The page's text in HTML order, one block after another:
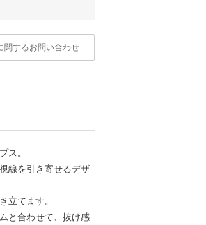
関するお問い合わせ
ス。
線を引き寄せるデザ
立てます。
と合わせて、抜け感